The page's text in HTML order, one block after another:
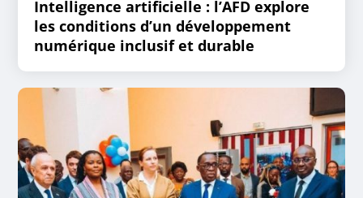
Intelligence artificielle : l’AFD explore
les conditions d’un développement
numérique inclusif et durable